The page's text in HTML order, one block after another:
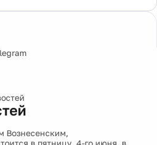
Вознесенским,